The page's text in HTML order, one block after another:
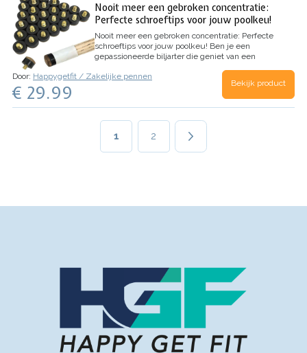
Nooit meer een gebroken concentratie:
Perfecte schroeftips voor jouw poolkeu!
Nooit meer een gebroken concentratie: Perfecte
schroeftips voor jouw poolkeu! Ben je een
gepassioneerde biljarter die geniet van een
beschadigde keutip die jouw spel verstoort.
Maak kennis met onze schroeftips voor
Door: Happygetfit / Zakelijke pennen
€ 29.99 Bekijk product
Paginering
Huidige
1 Page
2